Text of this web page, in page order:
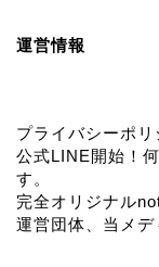
運営情報
プライバシーポリ
公式LINE開始！
す。
完全オリジナル
運営団体、当メデ